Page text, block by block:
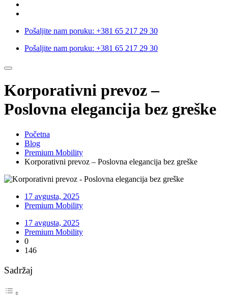
Pošaljite nam poruku: +381 65 217 29 30
Pošaljite nam poruku: +381 65 217 29 30
Korporativni prevoz –
Poslovna elegancija bez greške
Početna
Blog
Premium Mobility
Korporativni prevoz – Poslovna elegancija bez greške
17 avgusta, 2025
Premium Mobility
17 avgusta, 2025
Premium Mobility
0
146
Sadržaj